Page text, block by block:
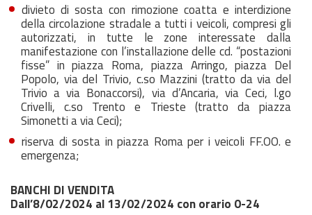
divieto di sosta con rimozione coatta e interdizione
della circolazione stradale a tutti i veicoli, compresi gli
autorizzati, in tutte le zone interessate dalla
manifestazione con l’installazione delle cd. “postazioni
fisse” in piazza Roma, piazza Arringo, piazza Del
Popolo, via del Trivio, c.so Mazzini (tratto da via del
Trivio a via Bonaccorsi), via d’Ancaria, via Ceci, l.go
Crivelli, c.so Trento e Trieste (tratto da piazza
Simonetti a via Ceci);
riserva di sosta in piazza Roma per i veicoli FF.OO. e
emergenza;
BANCHI DI VENDITA
Dall’8/02/2024 al 13/02/2024 con orario 0-24